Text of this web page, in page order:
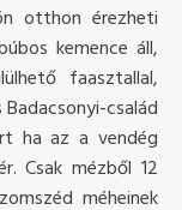
otthon érezheti
kemence áll,
faasztallal,
család
ha az a vendég
Csak mézből 12
méheinek